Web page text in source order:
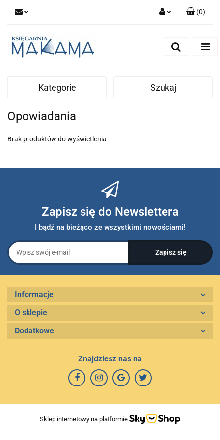
(0)
Kategorie Szukaj
Opowiadania
Brak produktów do wyświetlenia
Zapisz się do Newslettera
I bądź na bieżąco ze wszystkimi nowościami!
Informacje
O sklepie
Dodatkowe
Znajdziesz nas na
Sklep internetowy na platformie